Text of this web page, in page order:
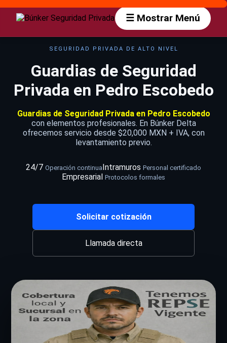
☰ Mostrar Menú
SEGURIDAD PRIVADA DE ALTO NIVEL
Guardias de Seguridad
Privada en Pedro Escobedo
Guardias de Seguridad Privada en Pedro Escobedo
con elementos profesionales. En Búnker Delta
ofrecemos servicio desde $20,000 MXN + IVA, con
levantamiento previo.
24/7 Operación continuaIntramuros Personal certificado
Empresarial Protocolos formales
Solicitar cotización
Llamada directa